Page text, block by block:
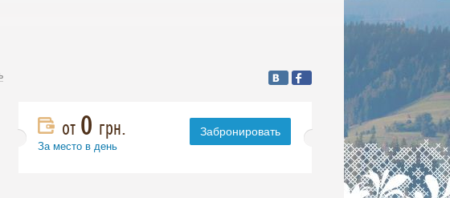
от 0 грн.
За место в день
Забронировать